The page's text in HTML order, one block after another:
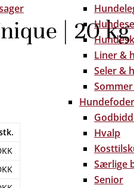
Liner &
Seler &
Hundefoder
Hvalp
Særlige
Senior
| 20 kg